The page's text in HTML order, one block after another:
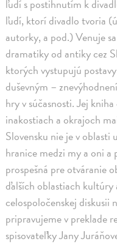
ľudí s postihnutím k
ľudí, ktorí divadlo tvoria
autorky, a pod.) Venuje
dramatiky od antiky cez
ktorých vystupujú
duševným –
hry v súčasnosti. Jej
inakostiach a okrajoch
Slovensku nie je v oblasti
hranice medzi my a oni
prospešná pre otváranie
ďalších oblastiach kultúry
celospoločenskej diskusii
pripravujeme v preklade
spisovateľky Jany